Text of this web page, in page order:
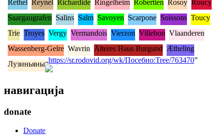
Rethel Reynel Richardide Ringelheim Robertien Rosoy Roucy
Saargaugrafen Salins Salm Savoyen Scarpone Soissons Toucy
Trie Troyes Vergy Vermandois Vierzon Villebon Vlaanderen
Wassenberg-Gelre Wavrin Älteres Haus Burgund Ætheling
Лузиньяны„https://sr.rodovid.org/wk/Посебно:Tree/763470”
навигација
donate
Donate